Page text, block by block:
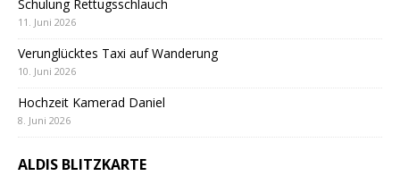
Schulung Rettugsschlauch
11. Juni 2026
Verunglücktes Taxi auf Wanderung
10. Juni 2026
Hochzeit Kamerad Daniel
8. Juni 2026
ALDIS BLITZKARTE